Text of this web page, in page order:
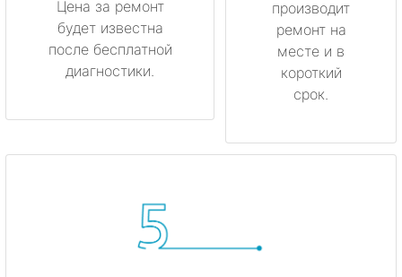
Цена за ремонт
будет известна
после бесплатной
диагностики.
производит
ремонт на
месте и в
короткий
срок.